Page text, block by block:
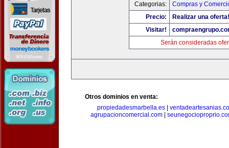
Categorias:
Compras y
Precio:
Realizar una oferta!
Visitar!
Serán consideradas
Otros dominios en venta:
propiedadesmarbella.es|
agrupacioncomercial.com